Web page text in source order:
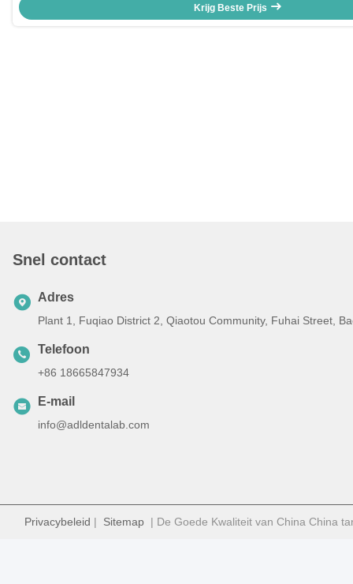
Krijg Beste Prijs
Snel contact
Adres
Plant 1, Fuqiao District 2, Qiaotou Community, Fuhai Street,
Telefoon
+86 18665847934
E-mail
info@adldentalab.com
Privacybeleid | Sitemap | De Goede Kwaliteit van China China